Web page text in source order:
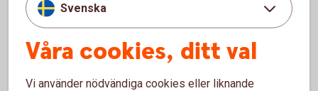
Aktivera
kortet
Svenska
Våra cookies, ditt val
Vi använder nödvändiga cookies eller liknande